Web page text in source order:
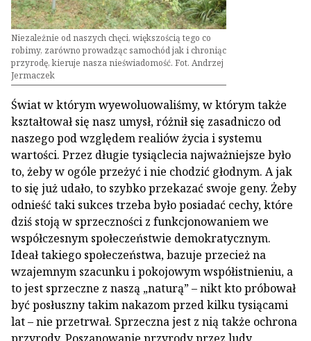
Niezależnie od naszych chęci, większością tego co
robimy, zarówno prowadząc samochód jak i chroniąc
przyrodę, kieruje nasza nieświadomość. Fot. Andrzej
Jermaczek
Świat w którym wyewoluowaliśmy, w którym także
kształtował się nasz umysł, różnił się zasadniczo od
naszego pod względem realiów życia i systemu
wartości. Przez długie tysiąclecia najważniejsze było
to, żeby w ogóle przeżyć i nie chodzić głodnym. A jak
to się już udało, to szybko przekazać swoje geny. Żeby
odnieść taki sukces trzeba było posiadać cechy, które
dziś stoją w sprzeczności z funkcjonowaniem we
współczesnym społeczeństwie demokratycznym.
Ideał takiego społeczeństwa, bazuje przecież na
wzajemnym szacunku i pokojowym współistnieniu, a
to jest sprzeczne z naszą „naturą” – nikt kto próbował
być posłuszny takim nakazom przed kilku tysiącami
lat – nie przetrwał. Sprzeczna jest z nią także ochrona